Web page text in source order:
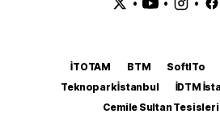
• • •
İTOTAM BTM SoftITo
Teknopark İstanbul
İDTM
Cemile Sultan Tesisleri